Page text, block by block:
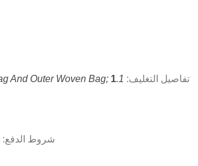
تفاصيل التغليف: 1.Standard Packing: Inner Is Plastic Bag And Outer Woven Bag;
شروط الدفع: